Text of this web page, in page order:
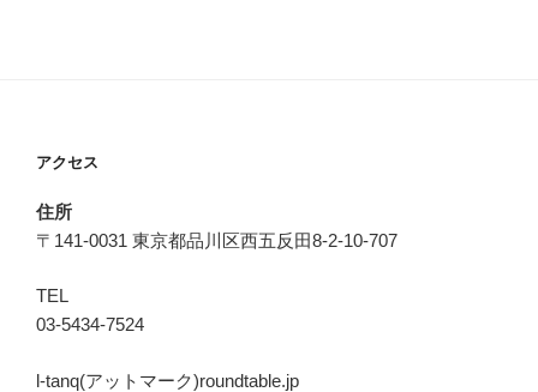
アクセス
住所
〒141-0031 東京都品川区西五反田8-2-10-707
TEL
03-5434-7524
l-tanq(アットマーク)roundtable.jp